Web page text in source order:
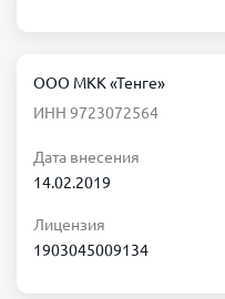
ООО МКК «Тенге»
ИНН 9723072564
Дата внесения
14.02.2019
Лицензия
1903045009134